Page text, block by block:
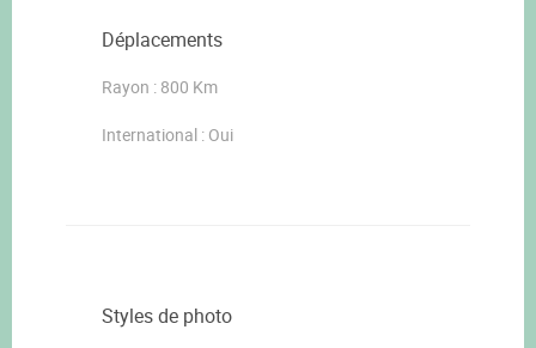
Déplacements
Rayon : 800 Km
International : Oui
Styles de photo